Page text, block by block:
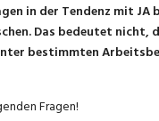
in der Tendenz mit
Das bedeutet nicht,
bestimmten
Fragen!